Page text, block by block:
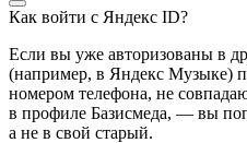
Как войти с Яндекс ID?
Если вы уже авторизованы в
(например, в Яндекс Музыке)
номером телефона, не
в профиле Базисмеда, — вы
а не в свой старый.